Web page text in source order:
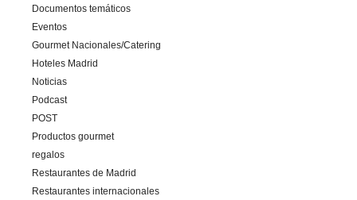
Documentos temáticos
Eventos
Gourmet Nacionales/Catering
Hoteles Madrid
Noticias
Podcast
POST
Productos gourmet
regalos
Restaurantes de Madrid
Restaurantes internacionales